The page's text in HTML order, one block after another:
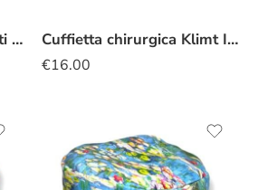
Cuffietta chirurgica dipinti famosi Cuffietta chirurgica Klimt Il Bacio
€16.00